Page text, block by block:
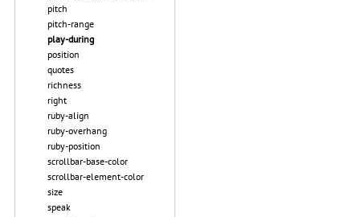
pitch
pitch-range
play-during
position
quotes
richness
right
ruby-align
ruby-overhang
ruby-position
scrollbar-base-color
scrollbar-element-color
size
speak